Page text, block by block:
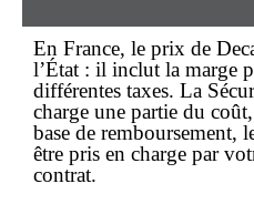
En France, le prix de
l’État : il inclut la marge
différentes taxes. La
charge une partie du
base de remboursement,
être pris en charge par
contrat.